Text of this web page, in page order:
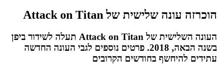
הוכרזה עונה שלישית של Attack on Titan
העונה השלישית של Attack on Titan תעלה לשידור ביפן
בשנה הבאה, 2018. פרטים נוספים לגבי העונה החדשה
עתידים להיחשף בחודשים הקרובים